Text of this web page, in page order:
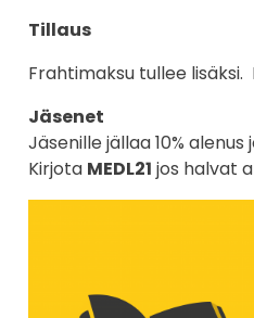
Tillaus
Frahtimaksu tullee lisäksi.
Jäsenet
Jäsenille jällaa 10%
Kirjota MEDL21 jos halvat